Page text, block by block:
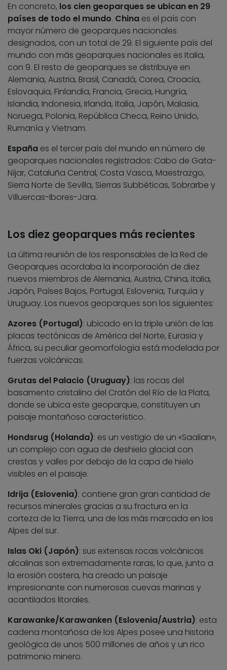
En concreto, los cien geoparques se ubican en 29
países de todo el mundo. China es el país con
mayor número de geoparques nacionales
designados, con un total de 29. El siguiente país del
mundo con más geoparques nacionales es Italia,
con 9. El resto de geoparques se distribuye en
Alemania, Austria, Brasil, Canadá, Corea, Croacia,
Eslovaquia, Finlandia, Francia, Grecia, Hungría,
Islandia, Indonesia, Irlanda, Italia, Japón, Malasia,
Noruega, Polonia, República Checa, Reino Unido,
Rumanía y Vietnam.
España es el tercer país del mundo en número de
geoparques nacionales registrados: Cabo de Gata-
Níjar, Cataluña Central, Costa Vasca, Maestrazgo,
Sierra Norte de Sevilla, Sierras Subbéticas, Sobrarbe y
Villuercas-Ibores-Jara.
Los diez geoparques más recientes
La última reunión de los responsables de la Red de
Geoparques acordaba la incorporación de diez
nuevos miembros de Alemania, Austria, China, Italia,
Japón, Países Bajos, Portugal, Eslovenia, Turquía y
Uruguay. Los nuevos geoparques son los siguientes:
Azores (Portugal): ubicado en la triple unión de las
placas tectónicas de América del Norte, Eurasia y
África, su peculiar geomorfología está modelada por
fuerzas volcánicas.
Grutas del Palacio (Uruguay): las rocas del
basamento cristalino del Cratón del Río de la Plata,
donde se ubica este geoparque, constituyen un
paisaje montañoso característico.
Hondsrug (Holanda): es un vestigio de un «Saalian»,
un complejo con agua de deshielo glacial con
crestas y valles por debajo de la capa de hielo
visibles en el paisaje.
Idrija (Eslovenia): contiene gran gran cantidad de
recursos minerales gracias a su fractura en la
corteza de la Tierra, una de las más marcada en los
Alpes del sur.
Islas Oki (Japón): sus extensas rocas volcánicas
alcalinas son extremadamente raras, lo que, junto a
la erosión costera, ha creado un paisaje
impresionante con numerosas cuevas marinas y
acantilados litorales.
Karawanke/Karawanken (Eslovenia/Austria): esta
cadena montañosa de los Alpes posee una historia
geológica de unos 500 millones de años y un rico
patrimonio minero.